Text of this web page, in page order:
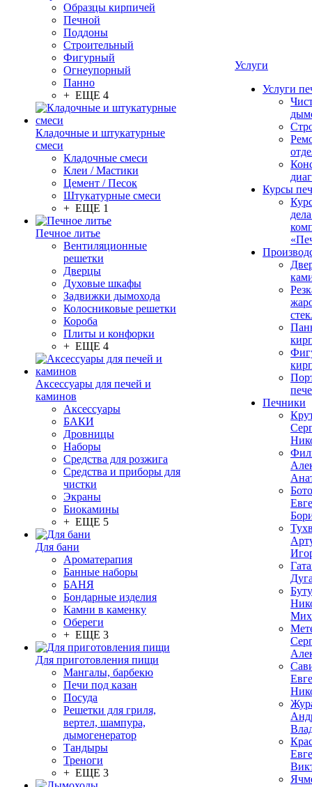
Образцы кирпичей
Печной
Поддоны
Строительный
Фигурный
Огнеупорный
Панно
+ ЕЩЕ 4
Кладочные и штукатурные
смеси
Кладочные смеси
Клеи / Мастики
Цемент / Песок
Штукатурные смеси
+ ЕЩЕ 1
Печное литье
Вентиляционные
решетки
Дверцы
Духовые шкафы
Задвижки дымохода
Колосниковые решетки
Короба
Плиты и конфорки
+ ЕЩЕ 4
Аксессуары для печей и
каминов
Аксессуары
БАКИ
Дровницы
Наборы
Средства для розжига
Средства и приборы для
чистки
Экраны
Биокамины
+ ЕЩЕ 5
Для бани
Ароматерапия
Банные наборы
БАНЯ
Бондарные изделия
Камни в каменку
Обереги
+ ЕЩЕ 3
Для приготовления пищи
Мангалы, барбекю
Печи под казан
Посуда
Решетки для гриля,
вертел, шампура,
дымогенератор
Тандыры
Треноги
+ ЕЩЕ 3
Услуги
Услуги
Курсы
Печники